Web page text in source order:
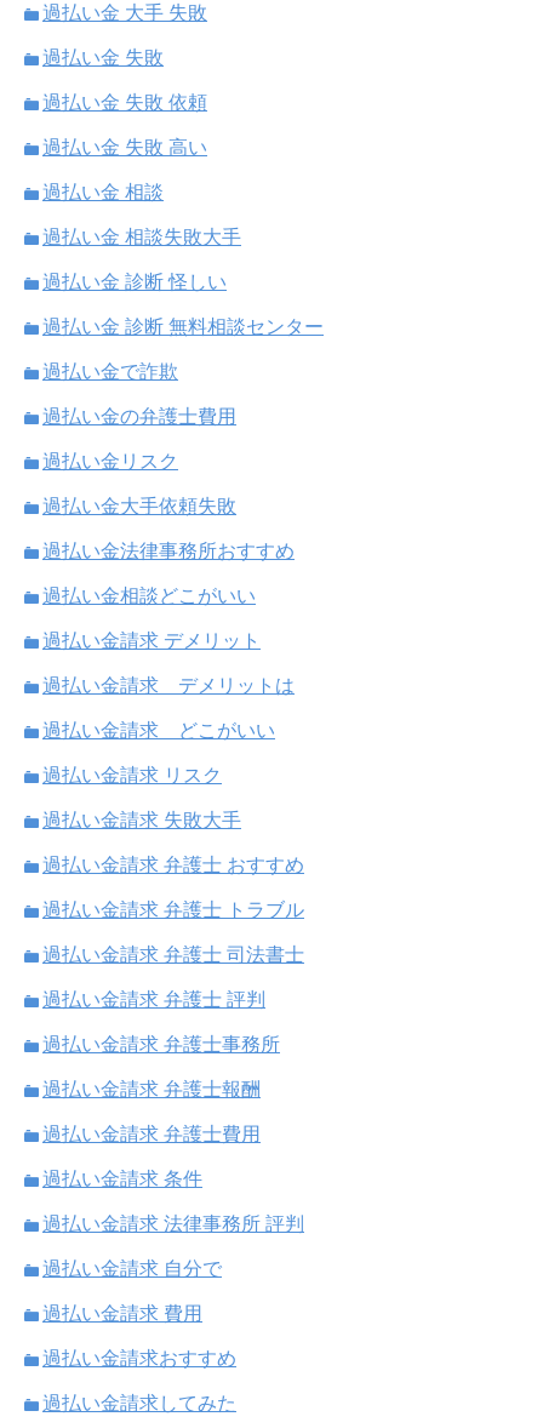
過払い金 大手 失敗
過払い金 失敗
過払い金 失敗 依頼
過払い金 失敗 高い
過払い金 相談
過払い金 相談失敗大手
過払い金 診断 怪しい
過払い金 診断 無料相談センター
過払い金で詐欺
過払い金の弁護士費用
過払い金リスク
過払い金大手依頼失敗
過払い金法律事務所おすすめ
過払い金相談どこがいい
過払い金請求 デメリット
過払い金請求 デメリットは
過払い金請求 どこがいい
過払い金請求 リスク
過払い金請求 失敗大手
過払い金請求 弁護士 おすすめ
過払い金請求 弁護士 トラブル
過払い金請求 弁護士 司法書士
過払い金請求 弁護士 評判
過払い金請求 弁護士事務所
過払い金請求 弁護士報酬
過払い金請求 弁護士費用
過払い金請求 条件
過払い金請求 法律事務所 評判
過払い金請求 自分で
過払い金請求 費用
過払い金請求おすすめ
過払い金請求してみた